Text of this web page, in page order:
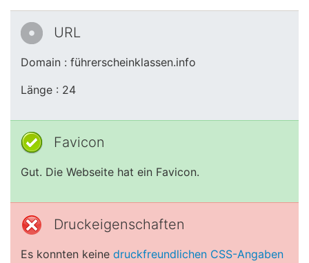
URL
Domain : führerscheinklassen.info
Länge : 24
Favicon
Gut. Die Webseite hat ein Favicon.
Druckeigenschaften
Es konnten keine druckfreundlichen CSS-Angaben